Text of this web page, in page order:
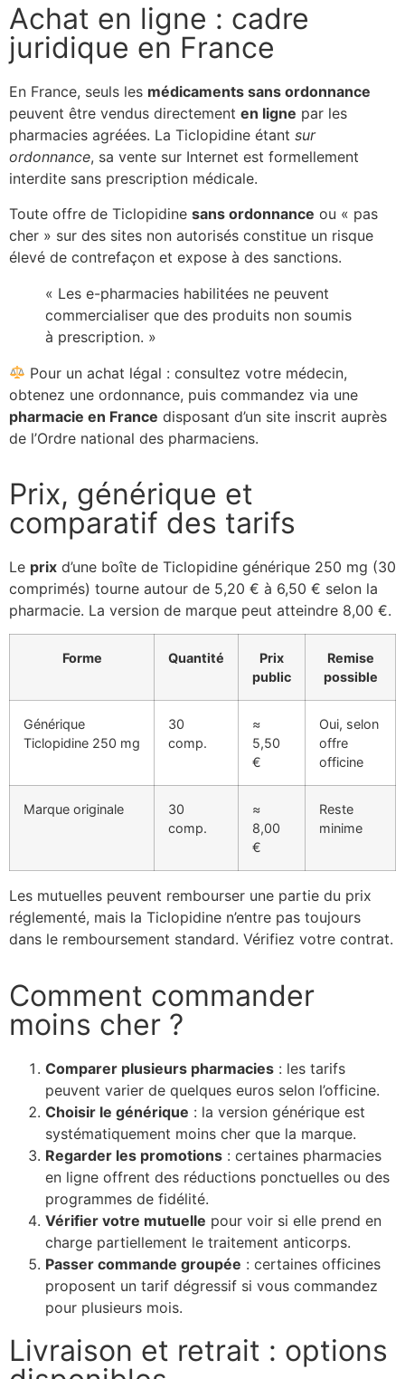
Achat en ligne : cadre
juridique en France
En France, seuls les médicaments sans ordonnance
peuvent être vendus directement en ligne par les
pharmacies agréées. La Ticlopidine étant sur
ordonnance, sa vente sur Internet est formellement
interdite sans prescription médicale.
Toute offre de Ticlopidine sans ordonnance ou « pas
cher » sur des sites non autorisés constitue un risque
élevé de contrefaçon et expose à des sanctions.
« Les e-pharmacies habilitées ne peuvent
commercialiser que des produits non soumis
à prescription. »
Pour un achat légal : consultez votre médecin,
obtenez une ordonnance, puis commandez via une
pharmacie en France disposant d’un site inscrit auprès
de l’Ordre national des pharmaciens.
Prix, générique et
comparatif des tarifs
Le prix d’une boîte de Ticlopidine générique 250 mg (30
comprimés) tourne autour de 5,20 € à 6,50 € selon la
pharmacie. La version de marque peut atteindre 8,00 €.
Forme Quantité
Prix
public
Remise
possible
Générique
Ticlopidine 250 mg
30
comp.
≈
5,50
€
Oui, selon
offre
officine
Marque originale
30
comp.
≈
8,00
€
Reste
minime
Les mutuelles peuvent rembourser une partie du prix
réglementé, mais la Ticlopidine n’entre pas toujours
dans le remboursement standard. Vérifiez votre contrat.
Comment commander
moins cher ?
Comparer plusieurs pharmacies : les tarifs
peuvent varier de quelques euros selon l’officine.
Choisir le générique : la version générique est
systématiquement moins cher que la marque.
Regarder les promotions : certaines pharmacies
en ligne offrent des réductions ponctuelles ou des
programmes de fidélité.
Vérifier votre mutuelle pour voir si elle prend en
charge partiellement le traitement anticorps.
Passer commande groupée : certaines officines
proposent un tarif dégressif si vous commandez
pour plusieurs mois.
Livraison et retrait : options